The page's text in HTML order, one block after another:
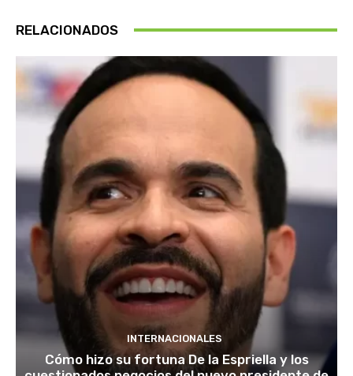
RELACIONADOS
INTERNACIONALES
Cómo hizo su fortuna De la Espriella y los